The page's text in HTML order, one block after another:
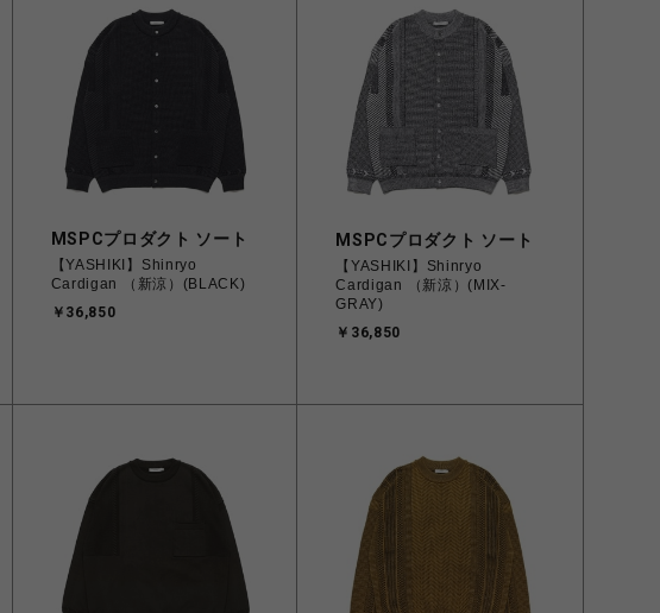
MSPCプロダクト ソート
【YASHIKI】Shinryo
Cardigan （新涼）(BLACK)
￥36,850
MSPCプロダクト ソート
【YASHIKI】Shinryo
Cardigan （新涼）(MIX-
GRAY)
￥36,850